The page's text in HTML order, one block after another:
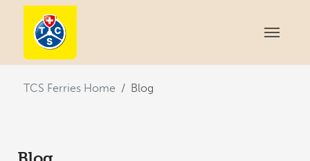
TCS Ferries Home Blog